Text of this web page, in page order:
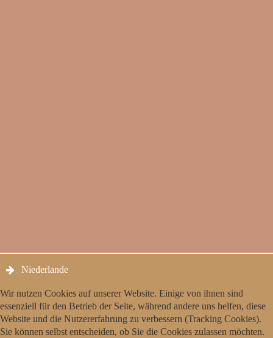
Niederlande
Wir nutzen Cookies auf unserer Website. Einige von ihnen sind
essenziell für den Betrieb der Seite, während andere uns helfen, diese
Website und die Nutzererfahrung zu verbessern (Tracking Cookies).
Sie können selbst entscheiden, ob Sie die Cookies zulassen möchten.